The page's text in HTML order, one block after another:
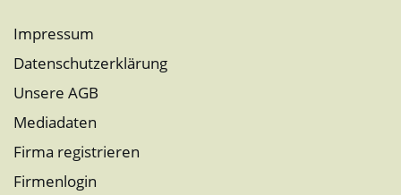
Impressum
Datenschutzerklärung
Unsere AGB
Mediadaten
Firma registrieren
Firmenlogin